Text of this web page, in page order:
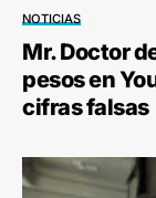
NOTICIAS
Mr. Doctor
pesos en
cifras falsas